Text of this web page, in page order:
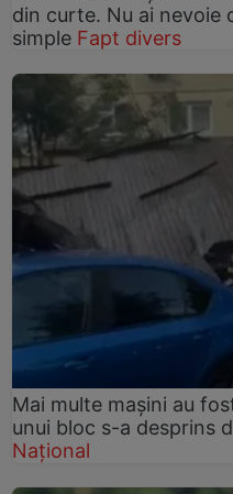
din curte. Nu ai nevoie
simple Fapt divers
Mai multe mașini au
unui bloc s-a desprins
Național